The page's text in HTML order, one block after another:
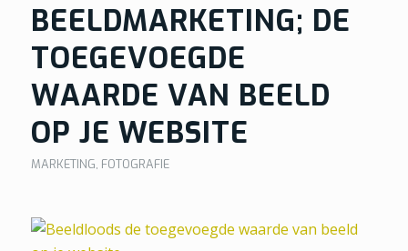
BEELDMARKETING; DE
TOEGEVOEGDE
WAARDE VAN BEELD
OP JE WEBSITE
MARKETING, FOTOGRAFIE